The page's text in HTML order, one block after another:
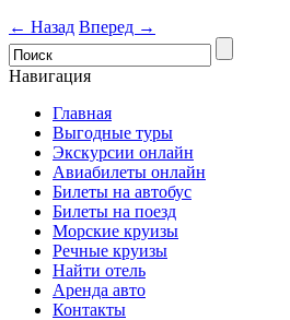
← Назад Вперед →
Навигация
Главная
Выгодные туры
Экскурсии онлайн
Авиабилеты онлайн
Билеты на автобус
Билеты на поезд
Морские круизы
Речные круизы
Найти отель
Аренда авто
Контакты